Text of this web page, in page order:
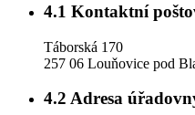
4.1 Kontaktní
Táborská 170
257 06 Louňovice pod
4.2 Adresa